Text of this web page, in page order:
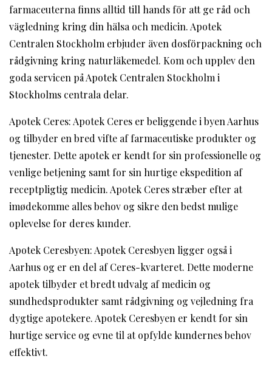
farmaceuterna finns alltid till hands för att ge råd och
vägledning kring din hälsa och medicin. Apotek
Centralen Stockholm erbjuder även dosförpackning och
rådgivning kring naturläkemedel. Kom och upplev den
goda servicen på Apotek Centralen Stockholm i
Stockholms centrala delar.
Apotek Ceres: Apotek Ceres er beliggende i byen Aarhus
og tilbyder en bred vifte af farmaceutiske produkter og
tjenester. Dette apotek er kendt for sin professionelle og
venlige betjening samt for sin hurtige ekspedition af
receptpligtig medicin. Apotek Ceres stræber efter at
imødekomme alles behov og sikre den bedst mulige
oplevelse for deres kunder.
Apotek Ceresbyen: Apotek Ceresbyen ligger også i
Aarhus og er en del af Ceres-kvarteret. Dette moderne
apotek tilbyder et bredt udvalg af medicin og
sundhedsprodukter samt rådgivning og vejledning fra
dygtige apotekere. Apotek Ceresbyen er kendt for sin
hurtige service og evne til at opfylde kundernes behov
effektivt.